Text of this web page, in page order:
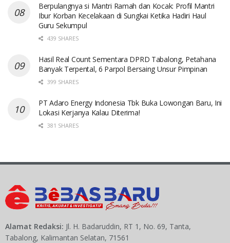
Berpulangnya si Mantri Ramah dan Kocak: Profil Mantri
Ibur Korban Kecelakaan di Sungkai Ketika Hadiri Haul
Guru Sekumpul
439 SHARES
Hasil Real Count Sementara DPRD Tabalong, Petahana
Banyak Terpental, 6 Parpol Bersaing Unsur Pimpinan
399 SHARES
PT Adaro Energy Indonesia Tbk Buka Lowongan Baru, Ini
Lokasi Kerjanya Kalau Diterima!
381 SHARES
Alamat Redaksi: Jl. H. Badaruddin, RT 1, No. 69, Tanta,
Tabalong, Kalimantan Selatan, 71561